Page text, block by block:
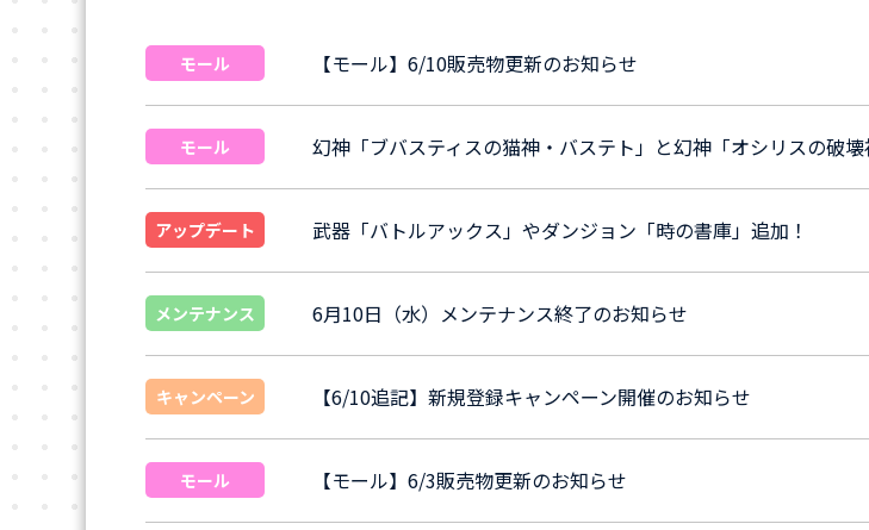
モール 【モール】6/10販売物更新のお知らせ
モール 幻神「ブバスティスの猫神・バステト」と幻神「オシリスの破
アップデート 武器「バトルアックス」やダンジョン「時の書庫」追加！
メンテナンス 6月10日（水）メンテナンス終了のお知らせ
キャンペーン 【6/10追記】新規登録キャンペーン開催のお知らせ
モール 【モール】6/3販売物更新のお知らせ